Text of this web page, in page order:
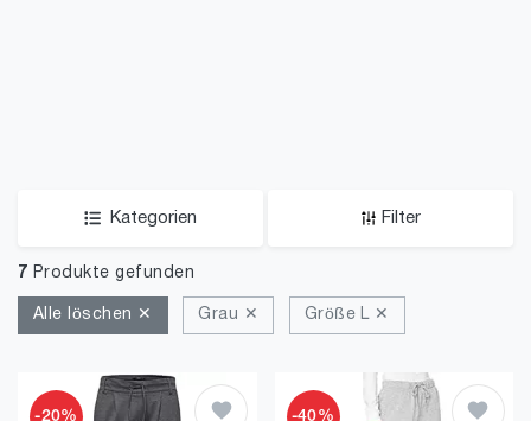
Kategorien Filter
7 Produkte gefunden
Alle löschen ✕ Grau ✕ Größe L ✕
-20% -40%